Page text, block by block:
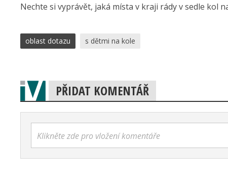
Nechte si vyprávět, jaká místa v kraji rády v sedle kol
oblast dotazu s dětmi na kole
PŘIDAT KOMENTÁŘ
Klikněte zde pro vložení komentáře